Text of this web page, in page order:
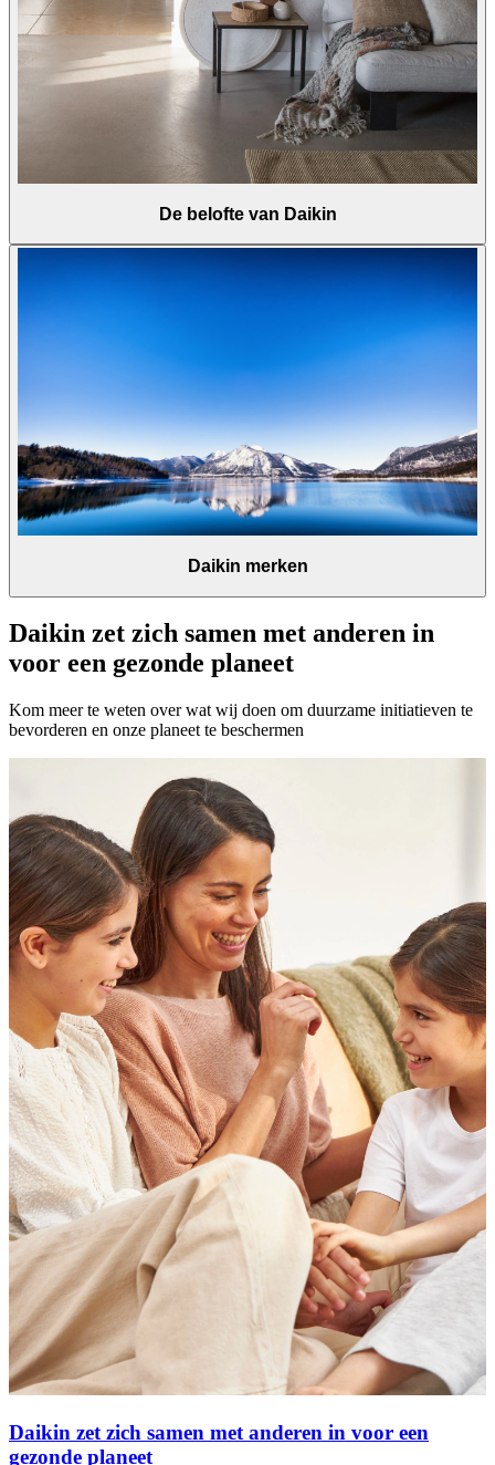
De belofte van Daikin
Daikin merken
Daikin zet zich samen met anderen in
voor een gezonde planeet
Kom meer te weten over wat wij doen om duurzame initiatieven te
bevorderen en onze planeet te beschermen
Daikin zet zich samen met anderen in voor een
gezonde planeet